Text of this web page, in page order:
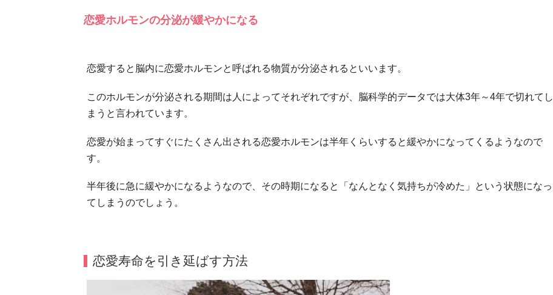
恋愛ホルモンの分泌が緩やかになる
恋愛すると脳内に恋愛ホルモンと呼ばれる物質が分泌されるといいます。
このホルモンが分泌される期間は人によってそれぞれですが、脳科学的データでは大体3年～4年で切れてし
まうと言われています。
恋愛が始まってすぐにたくさん出される恋愛ホルモンは半年くらいすると緩やかになってくるようなので
す。
半年後に急に緩やかになるようなので、その時期になると「なんとなく気持ちが冷めた」という状態になっ
てしまうのでしょう。
恋愛寿命を引き延ばす方法